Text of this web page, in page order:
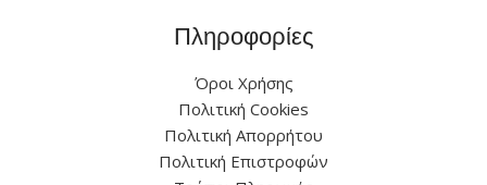
Πληροφορίες
Όροι Χρήσης
Πολιτική Cookies
Πολιτική Απορρήτου
Πολιτική Επιστροφών